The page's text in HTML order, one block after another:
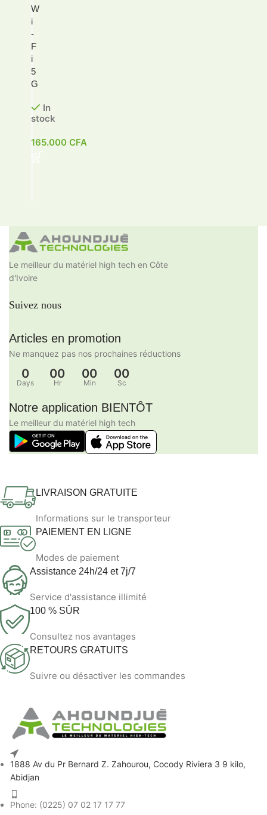
W
i
-
F
i
5
G
In
stock
165.000 CFA
Le meilleur du matériel high tech en Côte
d'Ivoire
Suivez nous
Articles en promotion
Ne manquez pas nos prochaines réductions
0
Days
00
Hr
00
Min
00
Sc
Notre application BIENTÔT
Le meilleur du matériel high tech
LIVRAISON GRATUITE
Informations sur le transporteur
PAIEMENT EN LIGNE
Modes de paiement
Assistance 24h/24 et 7j/7
Service d'assistance illimité
100 % SÛR
Consultez nos avantages
RETOURS GRATUITS
Suivre ou désactiver les commandes
1888 Av du Pr Bernard Z. Zahourou, Cocody Riviera 3 9 kilo,
Abidjan
Phone: (0225) 07 02 17 17 77